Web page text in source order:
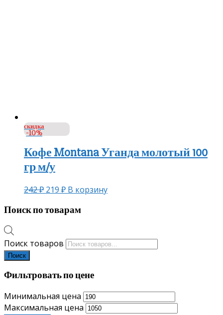
скидка
-10%
Кофе Montana Уганда молотый 100
гр м/у
242₽ 219 ₽ В корзину
Поиск по товарам
Поиск товаров
Поиск
Фильтровать по цене
Минимальная цена
Максимальная цена